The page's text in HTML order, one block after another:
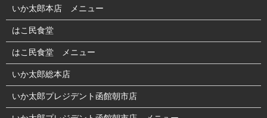
いか太郎本店 メニュー
はこ民食堂
はこ民食堂 メニュー
いか太郎総本店
いか太郎プレジデント函館朝市店